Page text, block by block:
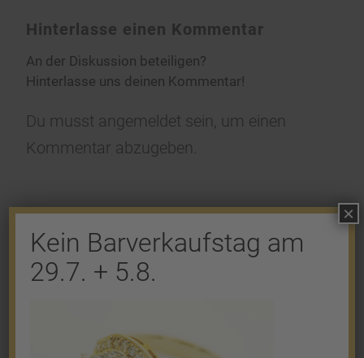
Hinterlasse einen Kommentar
An der Diskussion beteiligen?
Hinterlasse uns deinen Kommentar!
Du musst angemeldet sein, um einen
Kommentar abzugeben.
Shop
Kein Barverkaufstag am
29.7. + 5.8.
×